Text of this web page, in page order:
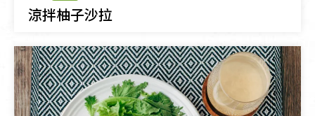
涼拌柚子沙拉